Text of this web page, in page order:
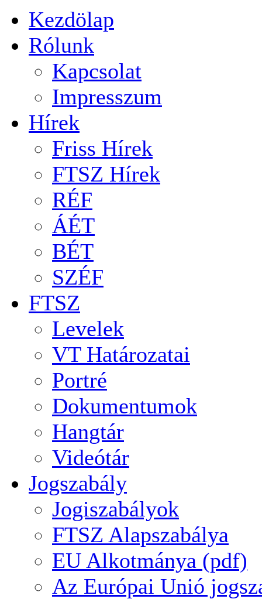
Kezdölap
Rólunk
Kapcsolat
Impresszum
Hírek
Friss Hírek
FTSZ Hírek
RÉF
ÁÉT
BÉT
SZÉF
FTSZ
Levelek
VT Határozatai
Portré
Dokumentumok
Hangtár
Videótár
Jogszabály
Jogiszabályok
FTSZ Alapszabálya
EU Alkotmánya (pdf)
Az Európai Unió